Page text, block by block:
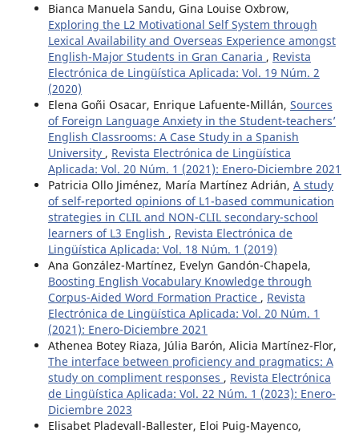
Bianca Manuela Sandu, Gina Louise Oxbrow,
Exploring the L2 Motivational Self System through
Lexical Availability and Overseas Experience amongst
English-Major Students in Gran Canaria , Revista
Electrónica de Lingüística Aplicada: Vol. 19 Núm. 2
(2020)
Elena Goñi Osacar, Enrique Lafuente-Millán, Sources
of Foreign Language Anxiety in the Student-teachers’
English Classrooms: A Case Study in a Spanish
University , Revista Electrónica de Lingüística
Aplicada: Vol. 20 Núm. 1 (2021): Enero-Diciembre 2021
Patricia Ollo Jiménez, María Martínez Adrián, A study
of self-reported opinions of L1-based communication
strategies in CLIL and NON-CLIL secondary-school
learners of L3 English , Revista Electrónica de
Lingüística Aplicada: Vol. 18 Núm. 1 (2019)
Ana González-Martínez, Evelyn Gandón-Chapela,
Boosting English Vocabulary Knowledge through
Corpus-Aided Word Formation Practice , Revista
Electrónica de Lingüística Aplicada: Vol. 20 Núm. 1
(2021): Enero-Diciembre 2021
Athenea Botey Riaza, Júlia Barón, Alicia Martínez-Flor,
The interface between proficiency and pragmatics: A
study on compliment responses , Revista Electrónica
de Lingüística Aplicada: Vol. 22 Núm. 1 (2023): Enero-
Diciembre 2023
Elisabet Pladevall-Ballester, Eloi Puig-Mayenco,